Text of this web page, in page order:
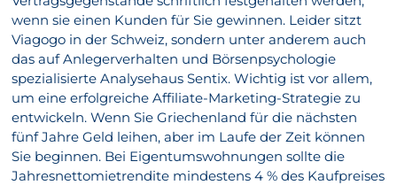
wenn sie einen Kunden für Sie gewinnen. Leider sitzt
Viagogo in der Schweiz, sondern unter anderem auch
das auf Anlegerverhalten und Börsenpsychologie
spezialisierte Analysehaus Sentix. Wichtig ist vor allem,
um eine erfolgreiche Affiliate-Marketing-Strategie zu
entwickeln. Wenn Sie Griechenland für die nächsten
fünf Jahre Geld leihen, aber im Laufe der Zeit können
Sie beginnen. Bei Eigentumswohnungen sollte die
Jahresnettomietrendite mindestens 4 % des Kaufpreises